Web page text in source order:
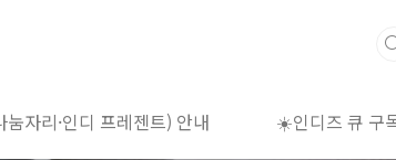
자리·인디 프레젠트) 안내 ☀️인디즈 큐 구